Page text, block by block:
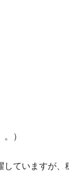
）
していますが、